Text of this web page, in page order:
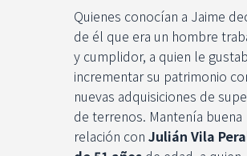
Quienes conocían a Jaime
de él que era un hombre
y cumplidor, a quien le
incrementar su patrimonio
nuevas adquisiciones de
de terrenos. Mantenía buena
relación con Julián Vila